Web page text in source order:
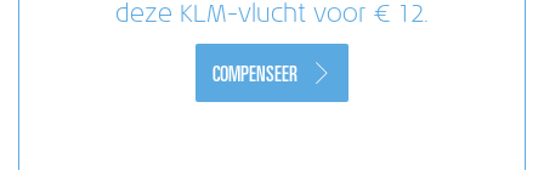
deze KLM-vlucht voor € 12.
COMPENSEER